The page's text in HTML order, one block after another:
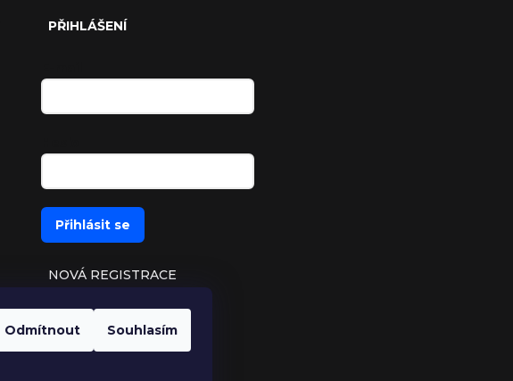
Odmítnout Souhlasím
PŘIHLÁŠENÍ
Přihlásit se
NOVÁ REGISTRACE